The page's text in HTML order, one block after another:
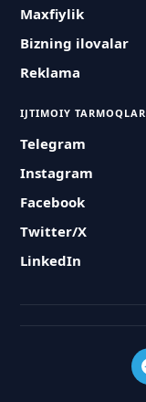
Maxfiylik
Bizning ilovalar
Reklama
IJTIMOIY TARMOQLAR
Telegram
Instagram
Facebook
Twitter/X
LinkedIn